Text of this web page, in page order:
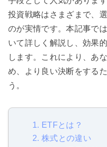
投資戦略はさまざまで、
のが実情です。本記事で
いて詳しく解説し、効果
します。これにより、あ
め、より良い決断をする
う。
1. ETFとは？
2. 株式との違い